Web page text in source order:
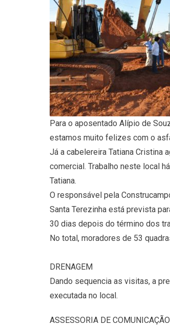
Para o aposentado Alípio de
estamos muito felizes com o
Já a cabelereira Tatiana Cristina
comercial. Trabalho neste local
Tatiana.
O responsável pela
Santa Terezinha está prevista
30 dias depois do término dos
No total, moradores de 53
DRENAGEM
Dando sequencia as visitas, a
executada no local.
ASSESSORIA DE COMUNICAÇÃO